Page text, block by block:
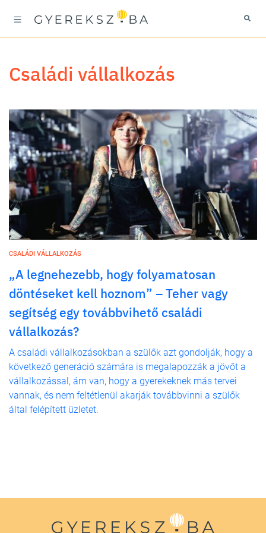
családi vállalkozás
CSALÁDI VÁLLALKOZÁS
„A legnehezebb, hogy folyamatosan
döntéseket kell hoznom” – Teher vagy
segítség egy továbbvihető családi
vállalkozás?
A családi vállalkozásokban a szülők azt gondolják, hogy a
következő generáció számára is megalapozzák a jövőt a
vállalkozással, ám van, hogy a gyerekeknek más tervei
vannak, és nem feltétlenül akarják továbbvinni a szülők
által felépített üzletet.